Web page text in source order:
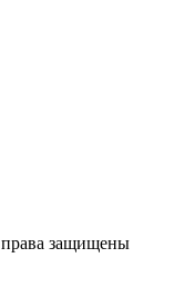
защищены